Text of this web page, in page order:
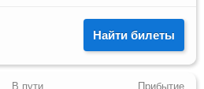
Найти билеты